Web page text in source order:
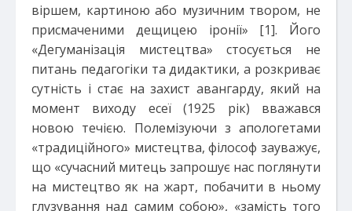
віршем, картиною або музичним твором, не
присмаченими дещицею іронії» [1]. Його
«Дегуманізація мистецтва» стосується не
питань педагогіки та дидактики, а розкриває
сутність і стає на захист авангарду, який на
момент виходу есеї (1925 рік) вважався
новою течією. Полемізуючи з апологетами
«традиційного» мистецтва, філософ зауважує,
що «сучасний митець запрошує нас поглянути
на мистецтво як на жарт, побачити в ньому
глузування над самим собою», «замість того